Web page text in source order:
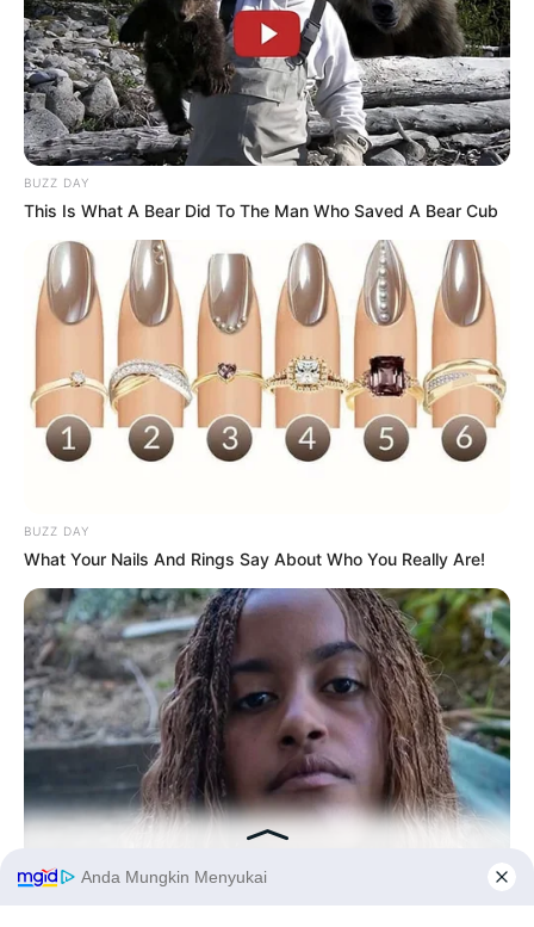
10 Desain Kanopi Tempat
Tidur, Serasa Beristirahat di
Kamar Raja
Tampil Lebih Modern, 7 Potret
Hasil Renovasi Rumah Berusia
90 Tahun
BUZZ DAY
This Is What A Bear Did To The Man Who Saved A Bear Cub
BUZZ DAY
What Your Nails And Rings Say About Who You Really Are!
BUZZ DAY